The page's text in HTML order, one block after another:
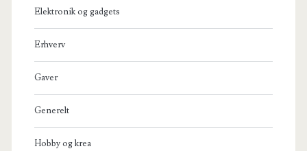
Elektronik og gadgets
Erhverv
Gaver
Generelt
Hobby og krea